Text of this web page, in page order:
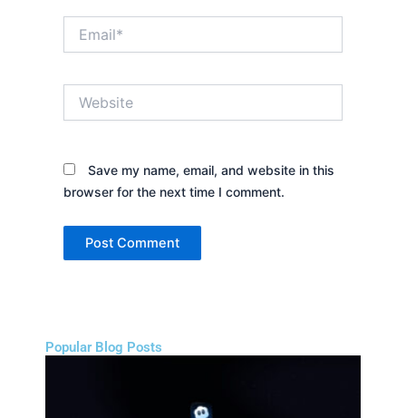
Save my name, email, and website in this
browser for the next time I comment.
Popular Blog Posts